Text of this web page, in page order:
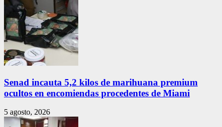
Senad incauta 5,2 kilos de marihuana premium
ocultos en encomiendas procedentes de Miami
5 agosto, 2026